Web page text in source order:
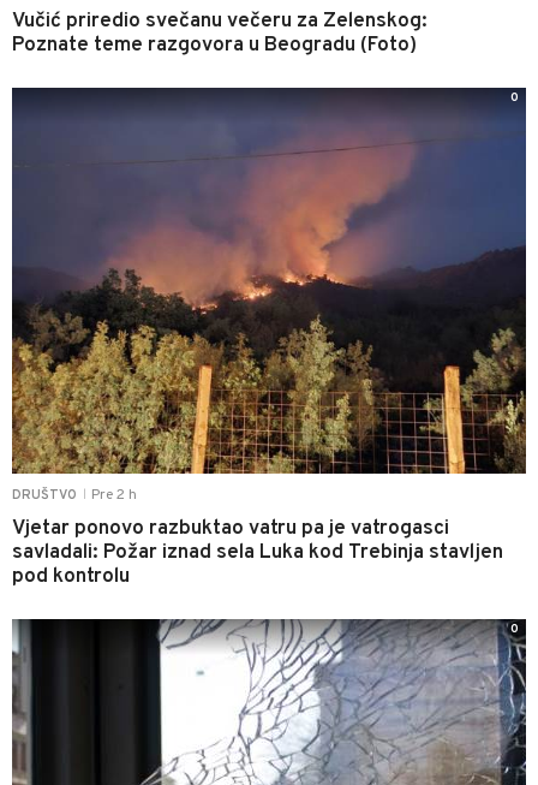
Vučić priredio svečanu večeru za Zelenskog:
Poznate teme razgovora u Beogradu (Foto)
DRUŠTVO Pre 2 h
Vjetar ponovo razbuktao vatru pa je vatrogasci
savladali: Požar iznad sela Luka kod Trebinja stavljen
pod kontrolu
0
0